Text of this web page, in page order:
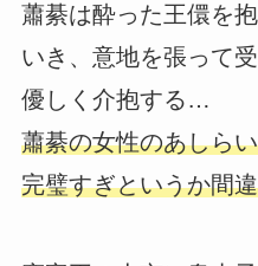
蕭綦は酔った王儇を
いき、意地を張って
優しく介抱する…
蕭綦の女性のあしら
完璧すぎというか間